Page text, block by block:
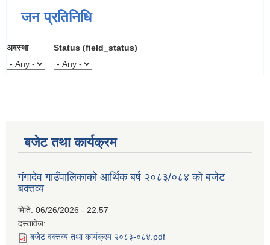
जन प्रतिनिधि
अवस्था Status (field_status)
बजेट तथा कार्यक्रम
गंगादेव गाउँपालिकाको आर्थिक बर्ष २०८३/०८४ को बजेट
बक्तव्य
मिति: 06/26/2026 - 22:57
दस्तावेज:
बजेट वक्तव्य तथा कार्यक्रम २०८३-०८४.pdf